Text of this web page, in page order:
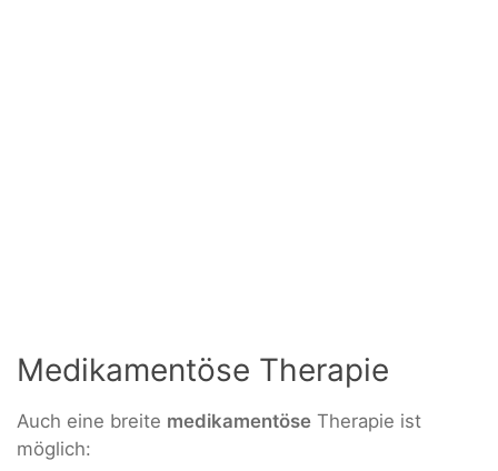
Medikamentöse Therapie
Auch eine breite medikamentöse Therapie ist
möglich: